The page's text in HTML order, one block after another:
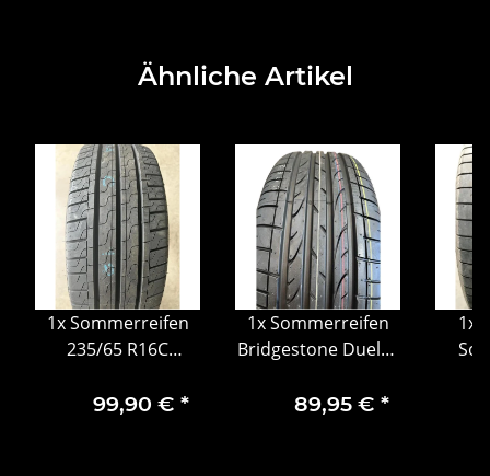
Ähnliche Artikel
1x Sommerreifen
235/65 R16C
Carrier 4918
99,90 € *
1x Sommerreifen
Bridgestone Dueler
R18 103V MO 0619
89,95 € *
1x